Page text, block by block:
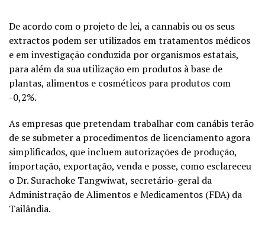
De acordo com o projeto de lei, a cannabis ou os seus
extractos podem ser utilizados em tratamentos médicos
e em investigação conduzida por organismos estatais,
para além da sua utilização em produtos à base de
plantas, alimentos e cosméticos para produtos com
-0,2%.
As empresas que pretendam trabalhar com canábis terão
de se submeter a procedimentos de licenciamento agora
simplificados, que incluem autorizações de produção,
importação, exportação, venda e posse, como esclareceu
o Dr. Surachoke Tangwiwat, secretário-geral da
Administração de Alimentos e Medicamentos (FDA) da
Tailândia.